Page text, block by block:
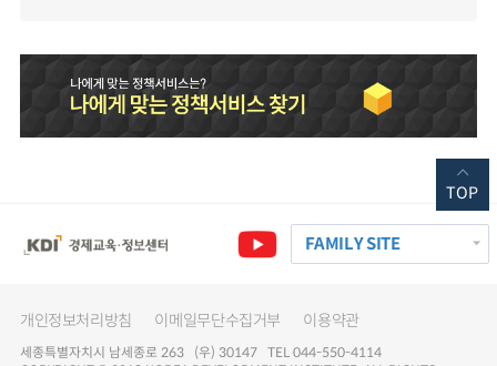
FAMILY SITE
개인정보처리방침 이메일무단수집거부 이용약관
세종특별자치시 남세종로 263 (우) 30147 TEL 044-550-4114
TOP